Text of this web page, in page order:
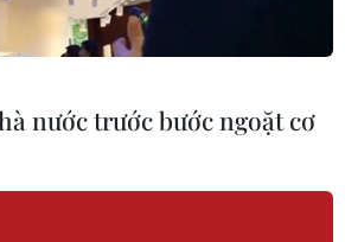
Nam.
nước trước bước ngoặt cơ